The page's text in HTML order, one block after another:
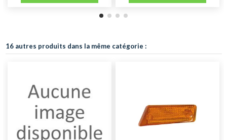
16 autres produits dans la même catégorie :